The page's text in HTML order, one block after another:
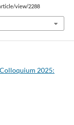
view/2288
2025: